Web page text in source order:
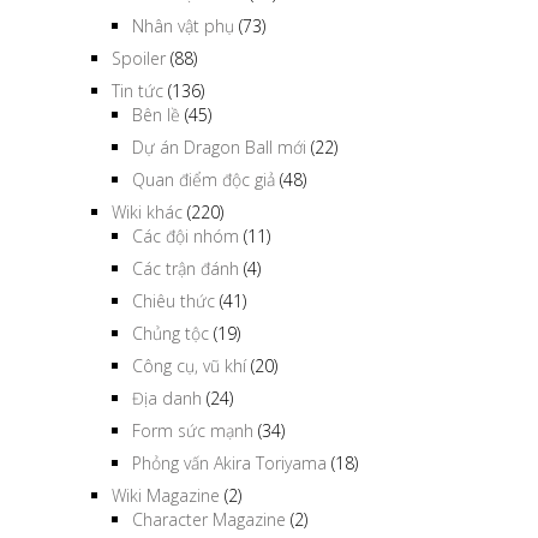
Nhân vật phụ (73)
Spoiler (88)
Tin tức (136)
Bên lề (45)
Dự án Dragon Ball mới (22)
Quan điểm độc giả (48)
Wiki khác (220)
Các đội nhóm (11)
Các trận đánh (4)
Chiêu thức (41)
Chủng tộc (19)
Công cụ, vũ khí(20)
Địa danh (24)
Form sức mạnh (34)
Phỏng vấn Akira Toriyama (18)
Wiki Magazine (2)
Character Magazine (2)